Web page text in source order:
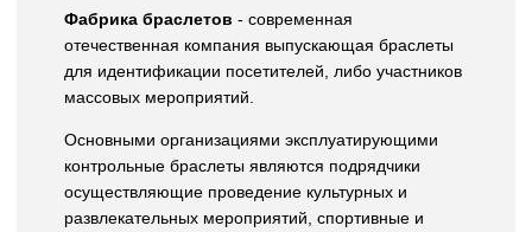
Фабрика браслетов - современная
отечественная компания выпускающая браслеты
для идентификации посетителей, либо участников
массовых мероприятий.
Основными организациями эксплуатирующими
контрольные браслеты являются подрядчики
осуществляющие проведение культурных и
развлекательных мероприятий, спортивные и